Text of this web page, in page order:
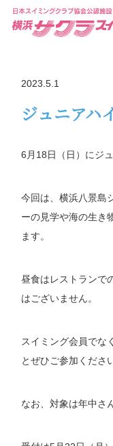
2023.5.1
ジュニアハ
6月18日（日）にジ
今回は、横浜八景島
ーの見学や海の生き
ます。
昼食はレストランで
はございません。
スイミング会員でな
とぜひご参加くださ
なお、対象は年中さ